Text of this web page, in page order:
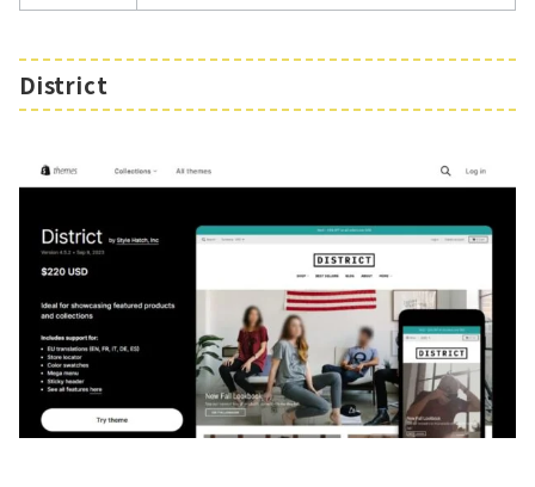
District